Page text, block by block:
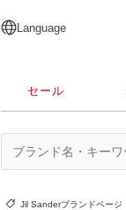
日本語
English
简体中文
繁體中文
Language
セール
Jil Sanderブランドページ